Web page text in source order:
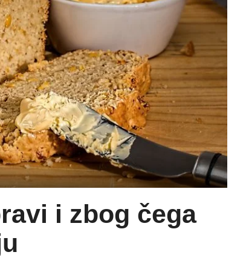
i zbog čega